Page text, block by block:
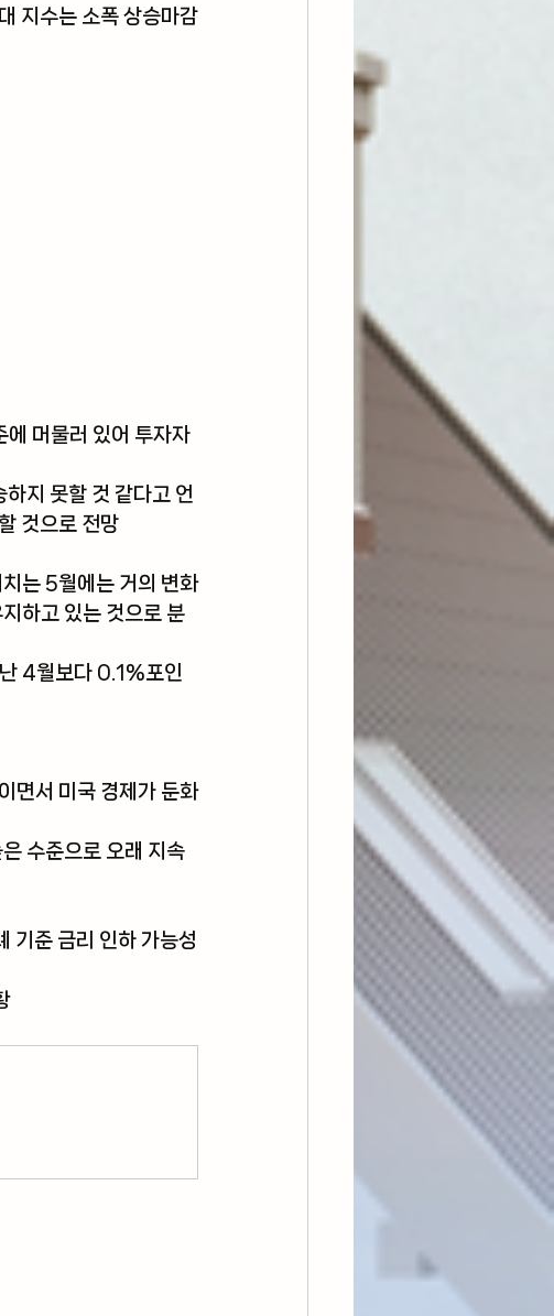
지수는 소폭 상승마감
에 머물러 있어 투자자
지 못할 것 같다고 언
것으로 전망
는 5월에는 거의 변화
하고 있는 것으로 분
4월보다 0.1%포인
면서 미국 경제가 둔화
수준으로 오래 지속
기준 금리 인하 가능성